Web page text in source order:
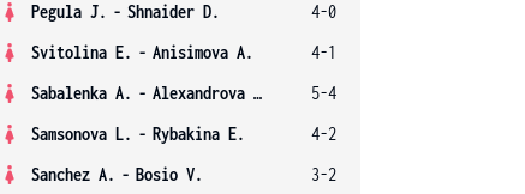
Pegula J. - Shnaider D.
4-0
Svitolina E. - Anisimova A.
4-1
Sabalenka A. - Alexandrova E.
5-4
Samsonova L. - Rybakina E.
4-2
Sanchez A. - Bosio V.
3-2